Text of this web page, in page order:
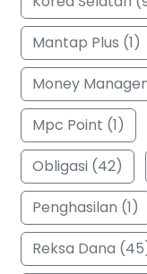
Mantap Plus (1)
Money
Mpc Point (1)
Obligasi (42)
Penghasilan (1)
Reksa Dana